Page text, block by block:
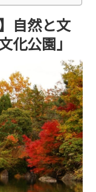
自然と文
化公園」